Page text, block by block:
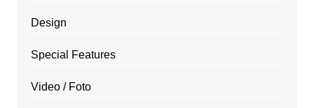
Design
Special Features
Video / Foto